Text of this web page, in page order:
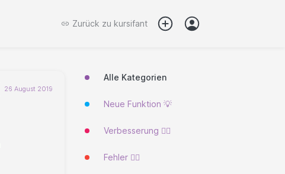
Zurück zu kursifant
26 August 2019
Alle Kategorien
Neue Funktion 💡
Verbesserung 🐱‍🏍
Fehler 🐱‍💻